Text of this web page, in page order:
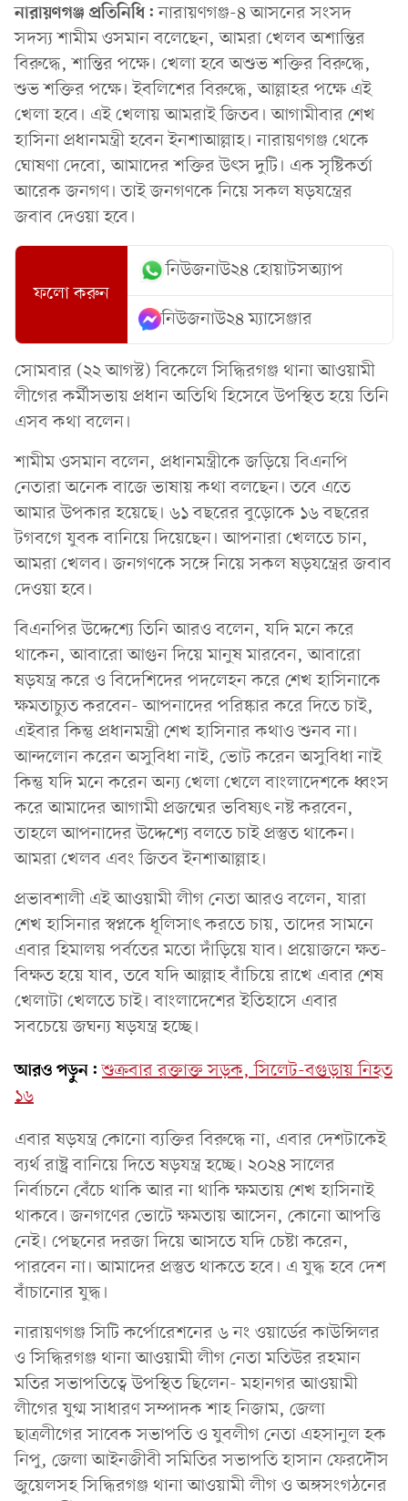
নারায়ণগঞ্জ প্রতিনিধি:নারায়ণগঞ্জ-৪ আসনের সংসদ
সদস্য শামীম ওসমান বলেছেন, আমরা খেলব অশান্তির
বিরুদ্ধে, শান্তির পক্ষে। খেলা হবে অশুভ শক্তির বিরুদ্ধে,
শুভ শক্তির পক্ষে। ইবলিশের বিরুদ্ধে, আল্লাহর পক্ষে এই
খেলা হবে। এই খেলায় আমরাই জিতব। আগামীবার শেখ
হাসিনা প্রধানমন্ত্রী হবেন ইনশাআল্লাহ। নারায়ণগঞ্জ থেকে
ঘোষণা দেবো, আমাদের শক্তির উৎস দুটি। এক সৃষ্টিকর্তা
আরেক জনগণ। তাই জনগণকে নিয়ে সকল ষড়যন্ত্রের
জবাব দেওয়া হবে।
ফলো করুন
নিউজনাউ২৪ হোয়াটসঅ্যাপ
নিউজনাউ২৪ ম্যাসেঞ্জার
সোমবার (২২ আগস্ট) বিকেলে সিদ্ধিরগঞ্জ থানা আওয়ামী
লীগের কর্মীসভায় প্রধান অতিথি হিসেবে উপস্থিত হয়ে তিনি
এসব কথা বলেন।
শামীম ওসমান বলেন, প্রধানমন্ত্রীকে জড়িয়ে বিএনপি
নেতারা অনেক বাজে ভাষায় কথা বলছেন। তবে এতে
আমার উপকার হয়েছে। ৬১ বছরের বুড়োকে ১৬ বছরের
টগবগে যুবক বানিয়ে দিয়েছেন। আপনারা খেলতে চান,
আমরা খেলব। জনগণকে সঙ্গে নিয়ে সকল ষড়যন্ত্রের জবাব
দেওয়া হবে।
বিএনপির উদ্দেশ্যে তিনি আরও বলেন, যদি মনে করে
থাকেন, আবারো আগুন দিয়ে মানুষ মারবেন, আবারো
ষড়যন্ত্র করে ও বিদেশিদের পদলেহন করে শেখ হাসিনাকে
ক্ষমতাচ্যুত করবেন- আপনাদের পরিষ্কার করে দিতে চাই,
এইবার কিন্তু প্রধানমন্ত্রী শেখ হাসিনার কথাও শুনব না।
আন্দলোন করেন অসুবিধা নাই, ভোট করেন অসুবিধা নাই
কিন্তু যদি মনে করেন অন্য খেলা খেলে বাংলাদেশকে ধ্বংস
করে আমাদের আগামী প্রজন্মের ভবিষ্যৎ নষ্ট করবেন,
তাহলে আপনাদের উদ্দেশ্যে বলতে চাই প্রস্তুত থাকেন।
আমরা খেলব এবং জিতব ইনশাআল্লাহ।
প্রভাবশালী এই আওয়ামী লীগ নেতা আরও বলেন, যারা
শেখ হাসিনার স্বপ্নকে ধূলিসাৎ করতে চায়, তাদের সামনে
এবার হিমালয় পর্বতের মতো দাঁড়িয়ে যাব। প্রয়োজনে ক্ষত-
বিক্ষত হয়ে যাব, তবে যদি আল্লাহ বাঁচিয়ে রাখে এবার শেষ
খেলাটা খেলতে চাই। বাংলাদেশের ইতিহাসে এবার
সবচেয়ে জঘন্য ষড়যন্ত্র হচ্ছে।
আরও পড়ুন: শুক্রবার রক্তাক্ত সড়ক, সিলেট-বগুড়ায় নিহত
১৬
এবার ষড়যন্ত্র কোনো ব্যক্তির বিরুদ্ধে না, এবার দেশটাকেই
ব্যর্থ রাষ্ট্র বানিয়ে দিতে ষড়যন্ত্র হচ্ছে। ২০২৪ সালের
নির্বাচনে বেঁচে থাকি আর না থাকি ক্ষমতায় শেখ হাসিনাই
থাকবে। জনগণের ভোটে ক্ষমতায় আসেন, কোনো আপত্তি
নেই। পেছনের দরজা দিয়ে আসতে যদি চেষ্টা করেন,
পারবেন না। আমাদের প্রস্তুত থাকতে হবে। এ যুদ্ধ হবে দেশ
বাঁচানোর যুদ্ধ।
নারায়ণগঞ্জ সিটি কর্পোরেশনের ৬ নং ওয়ার্ডের কাউন্সিলর
ও সিদ্ধিরগঞ্জ থানা আওয়ামী লীগ নেতা মতিউর রহমান
মতির সভাপতিত্বে উপস্থিত ছিলেন- মহানগর আওয়ামী
লীগের যুগ্ম সাধারণ সম্পাদক শাহ নিজাম, জেলা
ছাত্রলীগের সাবেক সভাপতি ও যুবলীগ নেতা এহসানুল হক
নিপু, জেলা আইনজীবী সমিতির সভাপতি হাসান ফেরদৌস
জুয়েলসহ সিদ্ধিরগঞ্জ থানা আওয়ামী লীগ ও অঙ্গসংগঠনের